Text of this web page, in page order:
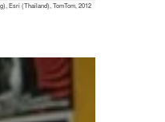
Esri (Thailand), TomTom, 2012